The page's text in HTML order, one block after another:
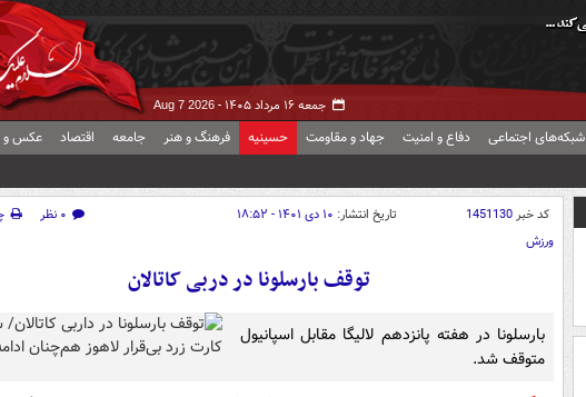
جمعه ۱۶ مرداد ۱۴۰۵ - Aug 7 2026
شبکه‌های اجتماعی دفاع و امنیت جهاد و مقاومت حسینیه فرهنگ و هنر جامعه اقتصاد عکس و
کد خبر1451130 تاریخ انتشار: ۱۰ دی ۱۴۰۱ - ۱۸:۵۲ ۰ نظر
ورزش
توقف بارسلونا در دربی کاتالان
بارسلونا در هفته پانزدهم لالیگا مقابل اسپانیول
متوقف شد.